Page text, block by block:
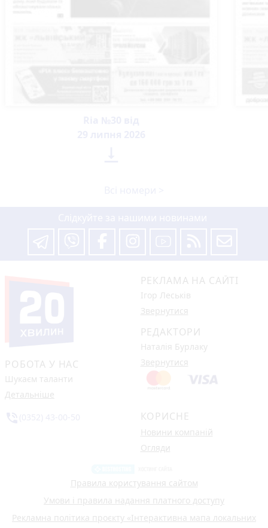
РОБОТА У НАС
Шукаєм таланти
Детальніше
РЕКЛАМА НА САЙТІ
Ігор Леськів
Звернутися
РЕДАКТОРИ
Наталія Бурлаку
Звернутися
КОРИСНЕ
Новини компаній
Огляди
Правила користування сайтом
Умови і правила надання платного доступу
Рекламна політика проєкту «Інтерактивна мапа локальних